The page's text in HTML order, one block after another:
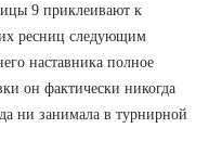
9 приклеивают к
ресниц следующим
наставника полное
он фактически никогда
ни занимала в турнирной